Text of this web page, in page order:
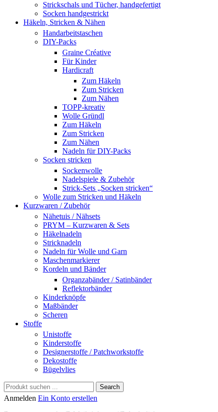
Strickschals und Tücher, handgefertigt
Socken handgestrickt
Häkeln, Stricken & Nähen
Handarbeitstaschen
DIY-Packs
Graine Créative
Für Kinder
Hardicraft
Zum Häkeln
Zum Stricken
Zum Nähen
TOPP-kreativ
Wolle Gründl
Zum Häkeln
Zum Stricken
Zum Nähen
Nadeln für DIY-Packs
Socken stricken
Sockenwolle
Nadelspiele & Zubehör
Strick-Sets „Socken stricken“
Wolle zum Stricken und Häkeln
Kurzwaren / Zubehör
Nähetuis / Nähsets
PRYM – Kurzwaren & Sets
Häkelnadeln
Stricknadeln
Nadeln für Wolle und Garn
Maschenmarkierer
Kordeln und Bänder
Organzabänder / Satinbänder
Reflektorbänder
Kinderknöpfe
Maßbänder
Scheren
Stoffe
Unistoffe
Kinderstoffe
Designerstoffe / Patchworkstoffe
Dekostoffe
Bügelvlies
Search
Anmelden Ein Konto erstellen